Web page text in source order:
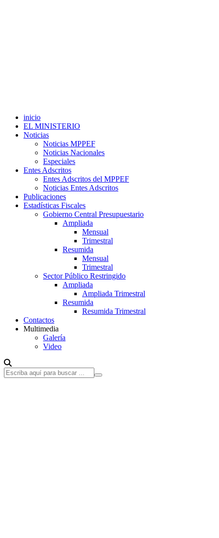
inicio
EL MINISTERIO
Noticias
Noticias MPPEF
Noticias Nacionales
Especiales
Entes Adscritos
Entes Adscritos del MPPEF
Noticias Entes Adscritos
Publicaciones
Estadísticas Fiscales
Gobierno Central Presupuestario
Ampliada
Mensual
Trimestral
Resumida
Mensual
Trimestral
Sector Público Restringido
Ampliada
Ampliada Trimestral
Resumida
Resumida Trimestral
Contactos
Multimedia
Galería
Video